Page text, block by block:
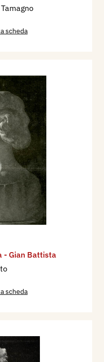
scheda
- Gian Battista
scheda